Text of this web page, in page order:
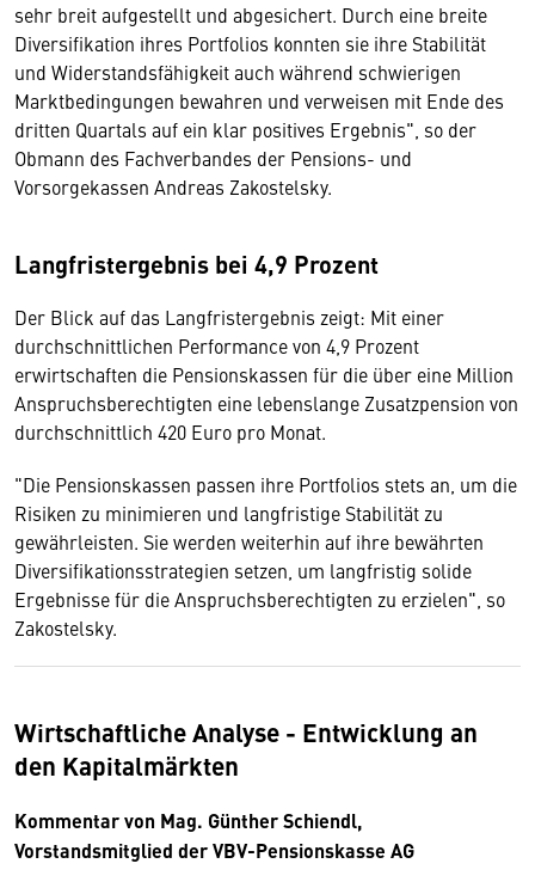
sehr breit aufgestellt und abgesichert. Durch eine breite
Diversifikation ihres Portfolios konnten sie ihre Stabilität
und Widerstandsfähigkeit auch während schwierigen
Marktbedingungen bewahren und verweisen mit Ende des
dritten Quartals auf ein klar positives Ergebnis", so der
Obmann des Fachverbandes der Pensions- und
Vorsorgekassen Andreas Zakostelsky.
Langfristergebnis bei 4,9 Prozent
Der Blick auf das Langfristergebnis zeigt: Mit einer
durchschnittlichen Performance von 4,9 Prozent
erwirtschaften die Pensionskassen für die über eine Million
Anspruchsberechtigten eine lebenslange Zusatzpension von
durchschnittlich 420 Euro pro Monat.
"Die Pensionskassen passen ihre Portfolios stets an, um die
Risiken zu minimieren und langfristige Stabilität zu
gewährleisten. Sie werden weiterhin auf ihre bewährten
Diversifikationsstrategien setzen, um langfristig solide
Ergebnisse für die Anspruchsberechtigten zu erzielen", so
Zakostelsky.
Wirtschaftliche Analyse - Entwicklung an
den Kapitalmärkten
Kommentar von Mag. Günther Schiendl,
Vorstandsmitglied der VBV-Pensionskasse AG